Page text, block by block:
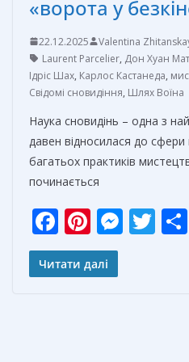
«ворота у
22.12.2025 Valentina
Laurent Parcelier, Дон Хуан
Ідріс Шах, Карлос Кастанеда,
Свідомі сновидіння, Шлях Воїна
Наука сновидінь – одна з
давен відносилася до
багатьох практиків
починається
F
ac
e
Pi
nt
er
M T
Читати далі